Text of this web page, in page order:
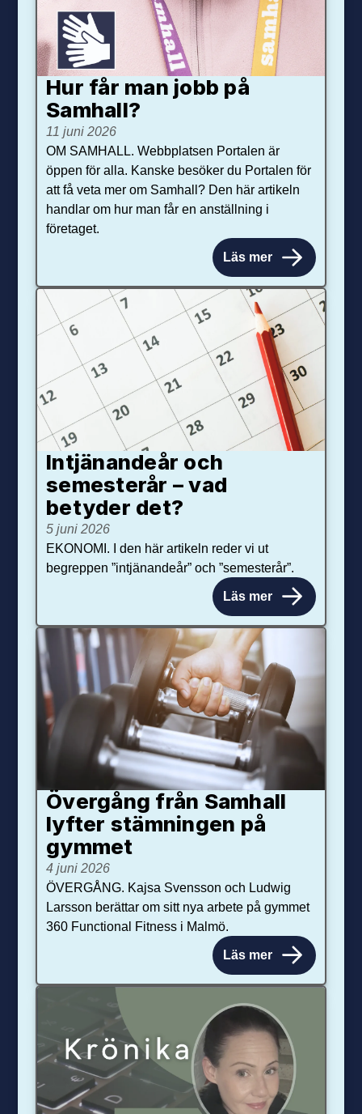
Hur får man jobb på
Samhall?
11 juni 2026
OM SAMHALL. Webbplatsen Portalen är
öppen för alla. Kanske besöker du Portalen för
att få veta mer om Samhall? Den här artikeln
handlar om hur man får en anställning i
företaget.
Läs mer
Intjänandeår och
semesterår – vad
betyder det?
5 juni 2026
EKONOMI. I den här artikeln reder vi ut
begreppen ”intjänandeår” och ”semesterår”.
Läs mer
Övergång från Samhall
lyfter stämningen på
gymmet
4 juni 2026
ÖVERGÅNG. Kajsa Svensson och Ludwig
Larsson berättar om sitt nya arbete på gymmet
360 Functional Fitness i Malmö.
Läs mer